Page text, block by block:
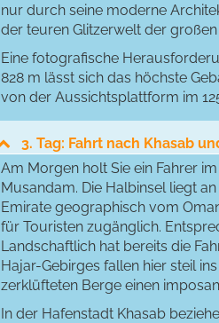
nur durch seine moderne
der teuren Glitzerwelt der
Eine fotografische
828 m lässt sich das höchste
von der Aussichtsplattform im
3. Tag: Fahrt nach Khasab
Am Morgen holt Sie ein Fahrer
Musandam. Die Halbinsel liegt
Emirate geographisch vom
für Touristen zugänglich.
Landschaftlich hat bereits die
Hajar-Gebirges fallen hier steil
zerklüfteten Berge einen
In der Hafenstadt Khasab